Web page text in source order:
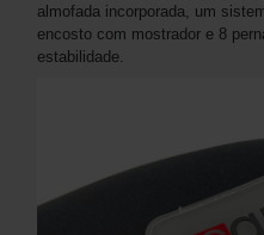
almofada incorporada, um
encosto com mostrador e 8
estabilidade.